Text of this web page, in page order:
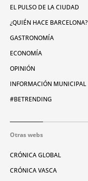
EL PULSO DE LA CIUDAD
¿QUIÉN HACE BARCELONA?
GASTRONOMÍA
ECONOMÍA
OPINIÓN
INFORMACIÓN MUNICIPAL
#BETRENDING
Otras webs
CRÓNICA GLOBAL
CRÓNICA VASCA